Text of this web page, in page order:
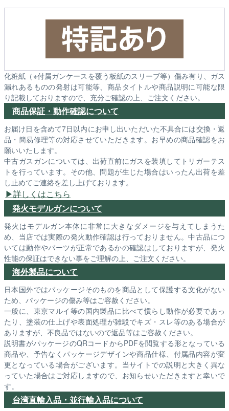
化粧紙（※付属ガンケースを覆う板紙のスリーブ等）傷み有り、ガス
漏れあるものの発射は可能等、商品タイトルや商品説明に可能な限
り記載しておりますので、充分ご確認の上、ご注文ください。
商品保証・動作確認について
お届け日を含めて7日以内にお申し出いただいた不具合には交換・返
品・簡易修理等の対応させていただきます。お早めの商品確認をお
願いいたします。
中古ガスガンについては、出荷直前にガスを装填してトリガーテス
トを行っています。その他、問題が生じた場合はいったん出荷を差
し止めてご連絡を差し上げております。
詳しくはこちら
発火モデルガンについて
発火はモデルガン本体に非常に大きなダメージを与えてしまうた
め、当店では実際の発火動作確認は行っておりません。中古品につ
いては動作やパーツが正常であるかの確認はしておりますが、発火
性能の保証はできない事をご理解の上、ご注文ください。
海外製品について
日本国外ではパッケージそのものを商品として保護する文化がない
ため、パッケージの傷み等はご容赦ください。
一般に、東京マルイ等の国内製品に比べて慣らし動作が必要であっ
たり、塗装の仕上げや表面処理が雑駁でキズ・スレ等のある場合が
ありますが、不良品ではないので返品等はご容赦ください。
説明書がパッケージのQRコードからPDFを閲覧する形となっている
商品や、予告なくパッケージデザインや商品仕様、付属品内容が変
更となっている場合がございます。当サイトでの説明と大きく異な
っていた場合はご対応しますので、お知らせいただきますと幸いで
す。
台湾直輸入品・並行輸入品について